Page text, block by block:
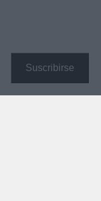
Suscribirse